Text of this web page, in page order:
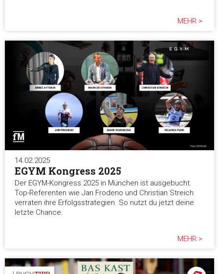
MEHR >
14.02.2025
EGYM Kongress 2025
Der EGYM-Kongress 2025 in München ist ausgebucht.
Top-Referenten wie Jan Frodeno und Christian Streich
verraten ihre Erfolgsstrategien. So nutzt du jetzt deine
letzte Chance.
MEHR >